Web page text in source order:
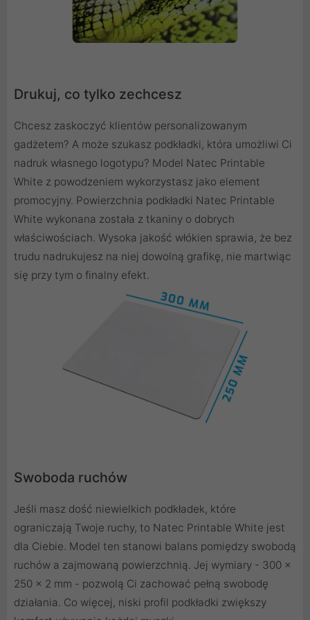
Drukuj, co tylko zechcesz
Chcesz zaskoczyć klientów personalizowanym
gadżetem? A może szukasz podkładki, która umożliwi Ci
nadruk własnego logotypu? Model Natec Printable
White z powodzeniem wykorzystasz jako element
promocyjny. Powierzchnia podkładki Natec Printable
White wykonana została z tkaniny o dobrych
właściwościach. Wysoka jakość włókien sprawia, że bez
trudu nadrukujesz na niej dowolną grafikę, nie martwiąc
się przy tym o finalny efekt.
Swoboda ruchów
Jeśli masz dość niewielkich podkładek, które
ograniczają Twoje ruchy, to Natec Printable White jest
dla Ciebie. Model ten stanowi balans pomiędzy swobodą
ruchów a zajmowaną powierzchnią. Jej wymiary - 300 x
250 x 2 mm - pozwolą Ci zachować pełną swobodę
działania. Co więcej, niski profil podkładki zwiększy